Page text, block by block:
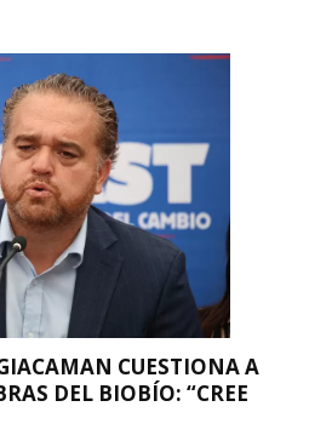
CUESTIONA A
DEL BIOBÍO: “CREE